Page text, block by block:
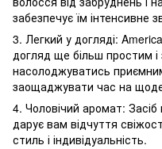
забезпечує їм інтенсивне
3. Легкий у догляді:
догляд ще більш простим
насолоджуватись
заощаджувати час на
4. Чоловічий аромат:
дарує вам відчуття
стиль і індивідуальність.